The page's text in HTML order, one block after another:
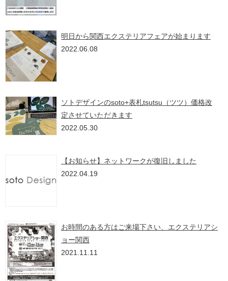
明日から関西エクステリアフェアが始まります
2022.06.08
ソトデザインのsoto+表札tsutsu（ツツ）価格改
定させていただきます
2022.05.30
【お知らせ】ネットワークが復旧しました
2022.04.19
お時間のある方はご来場下さい、エクステリアシ
ョー関西
2021.11.11